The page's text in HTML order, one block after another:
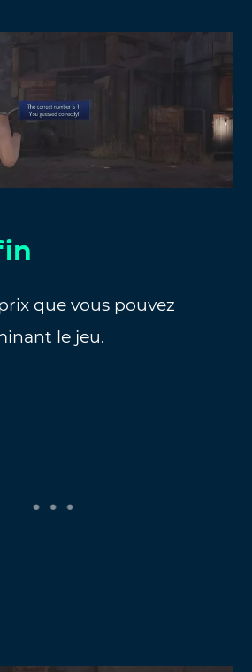
que vous pouvez
le jeu.